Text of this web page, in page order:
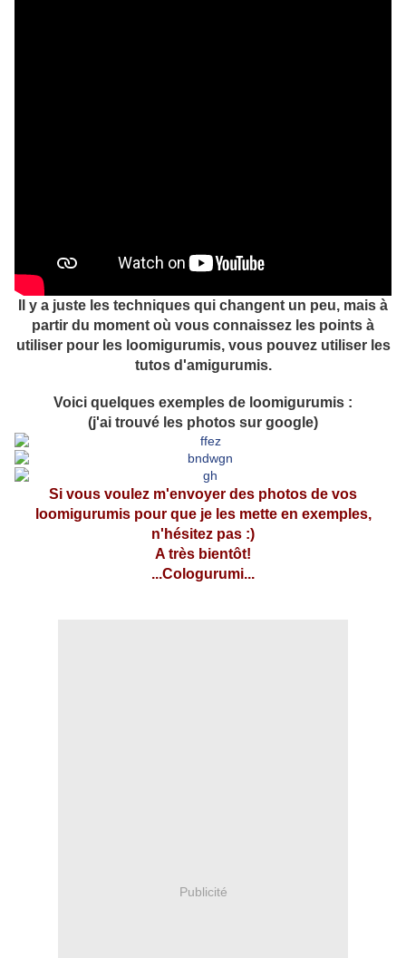
Il y a juste les techniques qui changent un peu, mais à
partir du moment où vous connaissez les points à
utiliser pour les loomigurumis, vous pouvez utiliser les
tutos d'amigurumis.
Voici quelques exemples de loomigurumis :
(j'ai trouvé les photos sur google)
Si vous voulez m'envoyer des photos de vos
loomigurumis pour que je les mette en exemples,
n'hésitez pas :)
A très bientôt!
...Cologurumi...
Publicité